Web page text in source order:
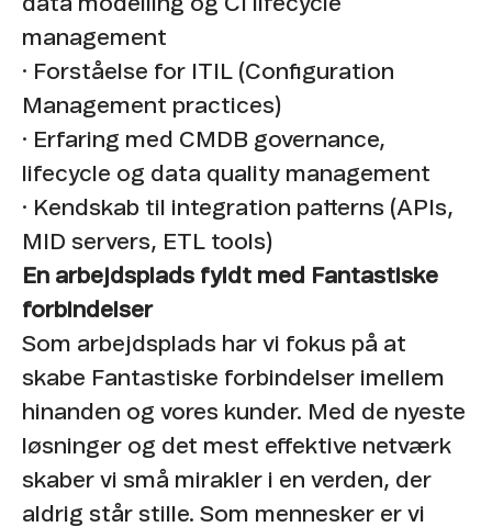
management
· Forståelse for ITIL (Configuration
Management practices)
· Erfaring med CMDB governance,
lifecycle og data quality management
· Kendskab til integration patterns (APIs,
MID servers, ETL tools)
En arbejdsplads fyldt med Fantastiske
forbindelser
Som arbejdsplads har vi fokus på at
skabe Fantastiske forbindelser imellem
hinanden og vores kunder. Med de nyeste
løsninger og det mest effektive netværk
skaber vi små mirakler i en verden, der
aldrig står stille. Som mennesker er vi